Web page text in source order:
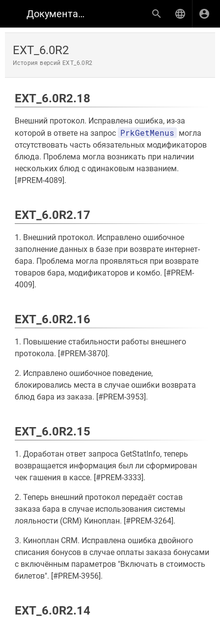
Документация по продуктам КИНОПЛАН
EXT_6.0R2
История версий EXT_6.0R2
EXT_6.0R2.18
Внешний протокол. Исправлена ошибка, из-за
которой в ответе на запрос PrkGetMenus могла
отсутствовать часть обязательных модификаторов
блюда. Проблема могла возникать при наличии
нескольких блюд с одинаковым названием.
[#PREM-4089].
EXT_6.0R2.17
1. Внешний протокол. Исправлено ошибочное
заполнение данных в базе при возврате интернет-
бара. Проблема могла проявляться при возврате
товаров бара, модификаторов и комбо. [#PREM-
4009].
EXT_6.0R2.16
1. Повышение стабильности работы внешнего
протокола. [#PREM-3870].
2. Исправлено ошибочное поведение,
блокировались места в случае ошибки возврата
блюд бара из заказа. [#PREM-3953].
EXT_6.0R2.15
1. Доработан ответ запроса GetStatInfo, теперь
возвращается информация был ли сформирован
чек гашения в кассе. [#PREM-3333].
2. Теперь внешний протокол передаёт состав
заказа бара в случае использования системы
лояльности (CRM) Киноплан. [#PREM-3264].
3. Киноплан CRM. Исправлена ошибка двойного
списания бонусов в случае оплаты заказа бонусами
с включённым параметров "Включать в стоимость
билетов". [#PREM-3956].
EXT_6.0R2.14